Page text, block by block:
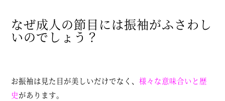
なぜ成人の節目には振袖がふさわし
いのでしょう？
お振袖は見た目が美しいだけでなく、様々な意味合いと歴
史があります。